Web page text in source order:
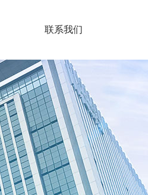
联系我们